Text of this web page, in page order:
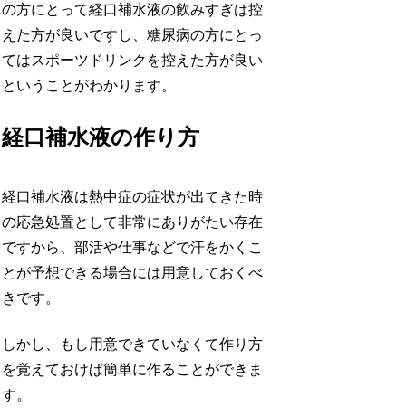
の方にとって経口補水液の飲みすぎは控
えた方が良いですし、糖尿病の方にとっ
てはスポーツドリンクを控えた方が良い
ということがわかります。
経口補水液の作り方
経口補水液は熱中症の症状が出てきた時
の応急処置として非常にありがたい存在
ですから、部活や仕事などで汗をかくこ
とが予想できる場合には用意しておくべ
きです。
しかし、もし用意できていなくて作り方
を覚えておけば簡単に作ることができま
す。